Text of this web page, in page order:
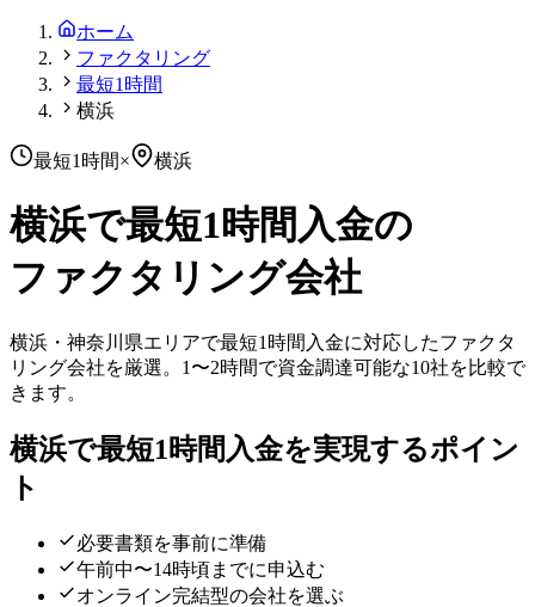
ホーム
ファクタリング
最短1時間
横浜
最短1時間× 横浜
横浜で最短1時間入金の
ファクタリング会社
横浜 ・ 神奈川県エリアで最短1時間 入金に対応したファクタ
リング会社を厳選。 1〜2時間で資金調達可能な10社を比較で
きます。
横浜で最短1時間 入金を実現するポイン
ト
必要書類を事前に準備
午前中〜14時頃までに申込む
オンライン完結型の会社を選ぶ